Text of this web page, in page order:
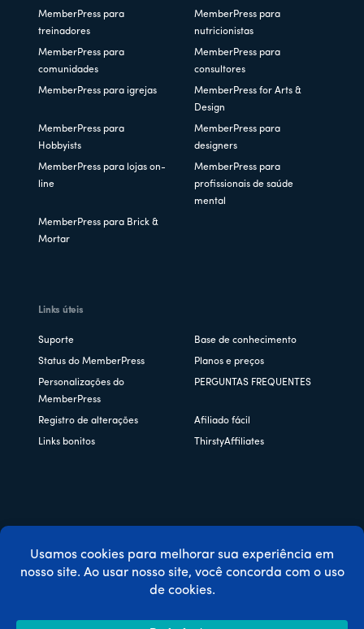
MemberPress para
treinadores
MemberPress para
nutricionistas
MemberPress para
comunidades
MemberPress para
consultores
MemberPress para igrejas
MemberPress for Arts &
Design
MemberPress para
Hobbyists
MemberPress para
designers
MemberPress para lojas on-
line
MemberPress para
profissionais de saúde
mental
MemberPress para Brick &
Mortar
Links úteis
Suporte Base de conhecimento
Status do MemberPress Planos e preços
Personalizações do
MemberPress
PERGUNTAS FREQUENTES
Registro de alterações Afiliado fácil
Links bonitos ThirstyAffiliates
Copyright © 2026 Caseproof, LLC. Todos os direitos